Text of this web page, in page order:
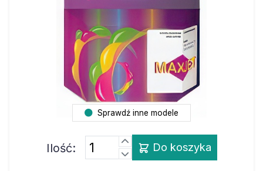
Sprawdź inne modele
Ilość: Do koszyka